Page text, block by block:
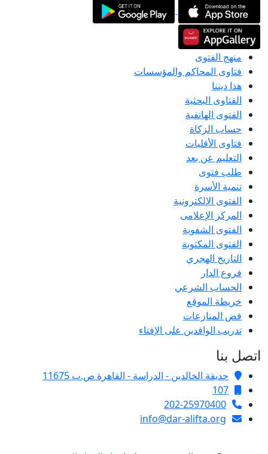
منهج الفتوى
فتاوى المحاكم والمؤسسات
هذا ديننا
الفتاوى البحثية
الفتوى الهاتفية
حساب الزكاة
فتاوى الأقليات
التعليم عن بعد
طلب فتوى
تنمية الأسرة
الفتوى الإلكترونية
المركز الإعلامى
الفتوى الشفوية
الفتوى المكتوبة
التاريخ الهجري
فروع الدار
الحساب الشرعي
خريطة الموقع
فض المنازعات
تدريب الوافدين على الإفتاء
اتصل بنا
حديقة الخالدين - الدراسة - القاهرة ص.ب 11675
107
202-25970400
info@dar-alifta.org